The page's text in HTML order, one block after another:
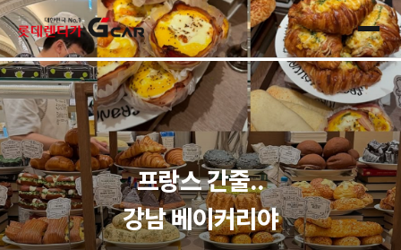
skip navigation
전체
프랑스 간줄..
강남 베이커리야